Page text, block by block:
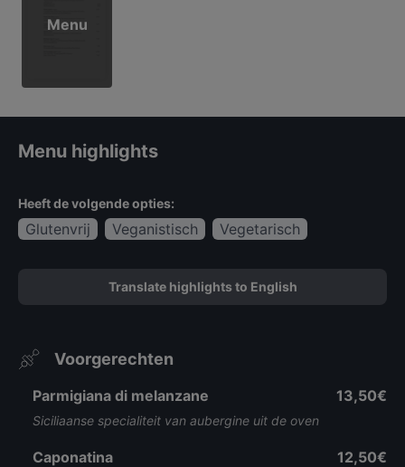
Menu
Menu highlights
Heeft de volgende opties:
Glutenvrij Veganistisch Vegetarisch
Translate highlights to English
Voorgerechten
Parmigiana di melanzane
Siciliaanse specialiteit van aubergine uit de oven
13,50€
Caponatina 12,50€